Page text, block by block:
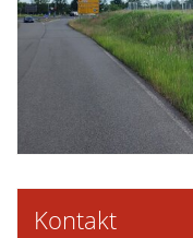
Kontakt